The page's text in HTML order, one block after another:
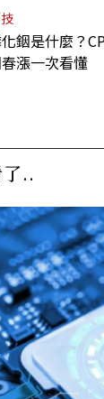
銦是什麼？
漲一次看懂
..